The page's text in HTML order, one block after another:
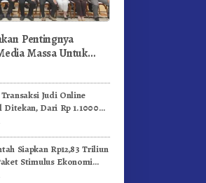
Pentingnya
Massa Untuk
Transaksi Judi Online
Ditekan, Dari Rp 1.1000
Rp 268 Triliun
Siapkan Rp12,83 Triliun
Stimulus Ekonomi